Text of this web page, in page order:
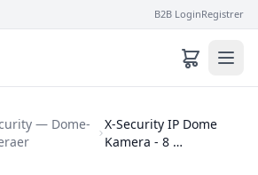
B2B LoginRegistrer
— Dome-
X-Security IP Dome
Kamera - 8 …